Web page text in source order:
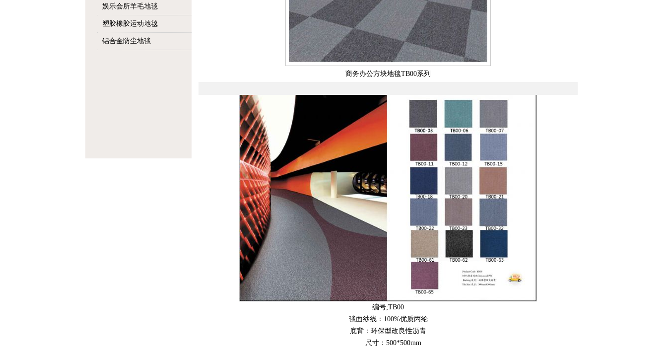
娱乐会所羊毛地毯
塑胶橡胶运动地毯
铝合金防尘地毯
商务办公方块地毯TB00系列
编号;TB00
毯面纱线：100%优质丙纶
底背：环保型改良性沥青
尺寸：500*500mm